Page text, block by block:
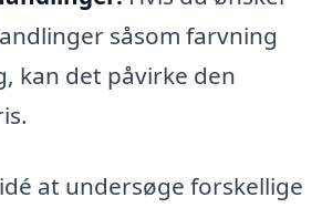
såsom farvning
kan det påvirke den
at undersøge forskellige